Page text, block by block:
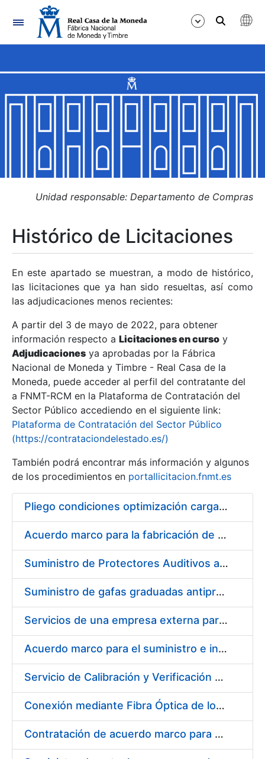
Navegación
Mostrar/Ocultar
Mostrar/Ocultar
Mostrar/Ocultar
Mostrar/Ocultar
Mostrar/Ocultar
Mostrar/Ocultar
Unidad responsable: Departamento de Compras
Histórico de Licitaciones
En este apartado se muestran, a modo de histórico,
las licitaciones que ya han sido resueltas, así como
las adjudicaciones menos recientes:
A partir del 3 de mayo de 2022, para obtener
información respecto a Licitaciones en curso y
Adjudicaciones ya aprobadas por la Fábrica
Nacional de Moneda y Timbre - Real Casa de la
Moneda, puede acceder al perfil del contratante del
a FNMT-RCM en la Plataforma de Contratación del
Sector Público accediendo en el siguiente link:
Plataforma de Contratación del Sector Público
(https://contrataciondelestado.es/)
También podrá encontrar más información y algunos
de los procedimientos en portallicitacion.fnmt.es
Pliego condiciones optimización cargas compras firmado
Acuerdo marco para la fabricación de piezas
Suministro de Protectores Auditivos a medida para las personas trabajadoras de los Centros de Trabajo de Madrid y Burgos
Suministro de gafas graduadas antiproyecciones para los trabajadores de la FNMT-RCM en los centros de trabajo de Madrid y Burgos
Servicios de una empresa externa para el asesoramiento y resolución de los recursos de alzada que se presentan relacionados con procesos de selección para la FNMT-RCM
Acuerdo marco para el suministro e instalación de persianas, estores y otros complementos
Servicio de Calibración y Verificación Externa de los Equipos de Medición del Servicio de Prevención de la FNMT-RCM
Conexión mediante Fibra Óptica de los Centros de Proceso de Datos (CPDs) de las sedes de la FNMT-RCM de Burgos y Madrid
Contratación de acuerdo marco para el Suministro de Material de Electricidad para la Fábrica Nacional de Moneda y Timbre-Real Casa de la Moneda en su centro de trabajo de Burgos